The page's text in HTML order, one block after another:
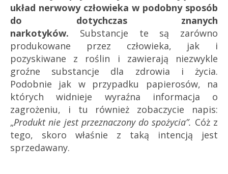
układ nerwowy człowieka w podobny sposób
do dotychczas znanych
narkotyków. Substancje te są zarówno
produkowane przez człowieka, jak i
pozyskiwane z roślin i zawierają niezwykle
groźne substancje dla zdrowia i życia.
Podobnie jak w przypadku papierosów, na
których widnieje wyraźna informacja o
zagrożeniu, i tu również zobaczycie napis:
„Produkt nie jest przeznaczony do spożycia”. Cóż z
tego, skoro właśnie z taką intencją jest
sprzedawany.